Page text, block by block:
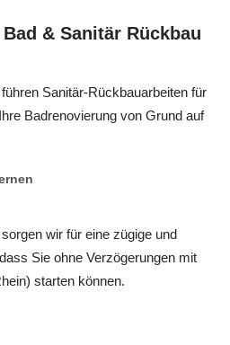
& Sanitär Rückbau
Sanitär-Rückbauarbeiten für
Badrenovierung von Grund auf
wir für eine zügige und
Sie ohne Verzögerungen mit
starten können.